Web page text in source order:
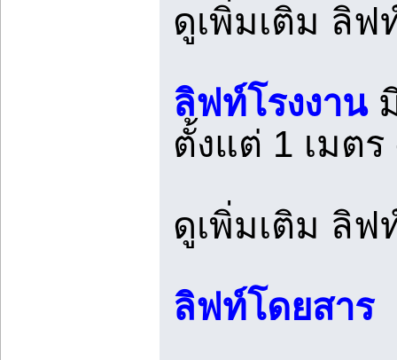
ดูเพิ่มเติม ลิ
ลิฟท์โรงงาน
ตั้งแต่ 1 เมตร
ดูเพิ่มเติม ลิฟ
ลิฟท์โดยสาร